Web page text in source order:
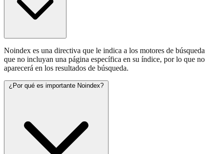
Noindex es una directiva que le indica a los motores de búsqueda
que no incluyan una página específica en su índice, por lo que no
aparecerá en los resultados de búsqueda.
¿Por qué es importante Noindex?